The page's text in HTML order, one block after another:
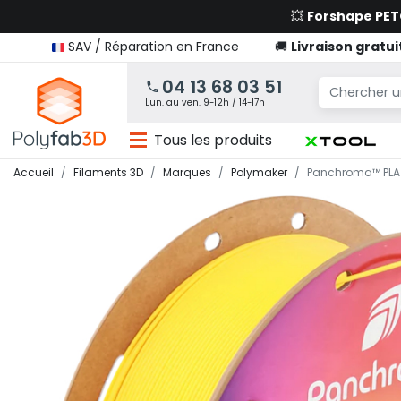
💥 Forshape
SAV / Réparation en France
🚚 Livraison
04 13 68 03 51
Lun. au ven. 9-12h / 14-17h
Tous les produits
Accueil Filaments 3D Marques Polymaker Panchroma™